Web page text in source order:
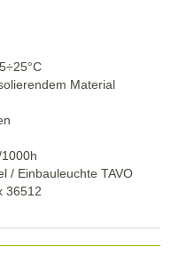
5÷25°C
Material
/ Einbauleuchte TAVO
36512